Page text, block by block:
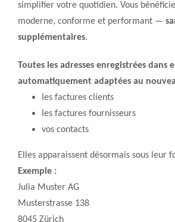
simplifier votre quotidien. Vous
moderne, conforme et performant —
supplémentaires.
Toutes les adresses enregistrées dans
automatiquement adaptées au
les factures clients
les factures fournisseurs
vos contacts
Elles apparaissent désormais sous leur
Exemple :
Julia Muster AG
Musterstrasse 138
8045 Zürich